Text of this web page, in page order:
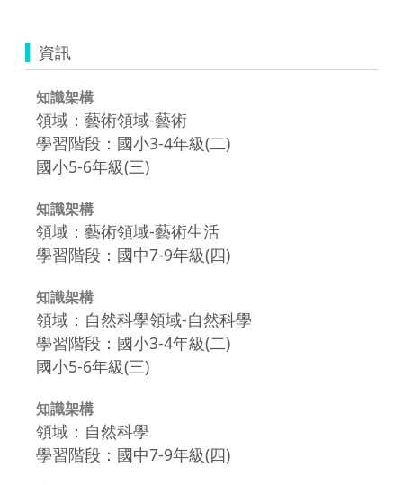
資訊
知識架構
領域：藝術領域-藝術
學習階段：國小3-4年級(二)
國小5-6年級(三)
知識架構
領域：藝術領域-藝術生活
學習階段：國中7-9年級(四)
知識架構
領域：自然科學領域-自然科學
學習階段：國小3-4年級(二)
國小5-6年級(三)
知識架構
領域：自然科學
學習階段：國中7-9年級(四)